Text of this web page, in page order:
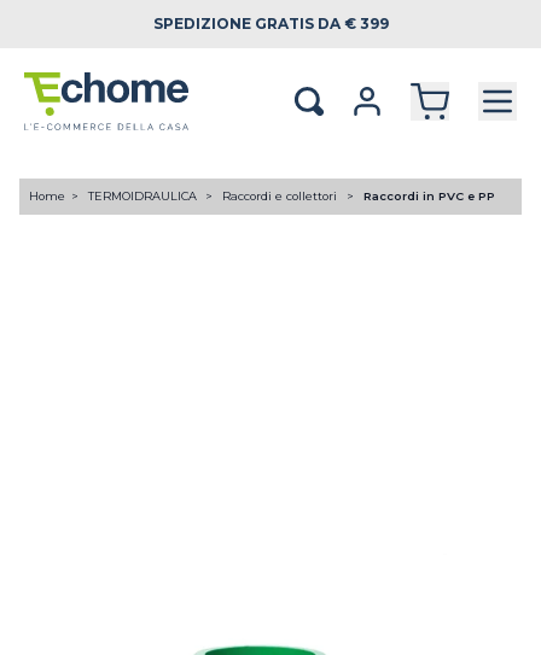
SPEDIZIONE GRATIS DA € 399
Home TERMOIDRAULICA Raccordi e collettori Raccordi in PVC e PP